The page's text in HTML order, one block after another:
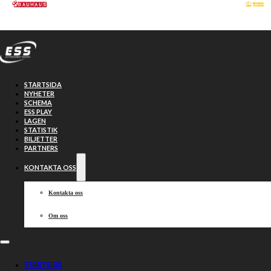
Hoppa till huvudinnehåll
STARTSIDA
NYHETER
SCHEMA
ESS PLAY
LAGEN
STATISTIK
BILJETTER
PARTNERS
KONTAKTA OSS
Kontakta oss
Om oss
STARTSIDA
Västervik vann